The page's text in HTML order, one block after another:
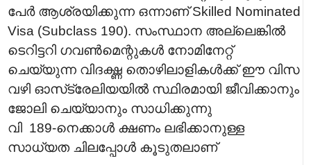
പേർ ആശ്രയിക്കുന്ന ഒന്നാണ് Skilled Nominated
Visa (Subclass 190). സംസ്ഥാന അല്ലെങ്കിൽ
ടെറിട്ടറി ഗവൺമെന്റുകൾ നോമിനേറ്റ്
ചെയ്യുന്ന വിദഗ്ദ്ധ തൊഴിലാളികൾക്ക് ഈ വിസ
വഴി ഓസ്‌ട്രേലിയയിൽ സ്ഥിരമായി ജീവിക്കാനും
ജോലി ചെയ്യാനും സാധിക്കുന്നു
വി 189-നെക്കാൾ ക്ഷണം ലഭിക്കാനുള്ള
സാധ്യത ചിലപ്പോൾ കൂടുതലാണ്